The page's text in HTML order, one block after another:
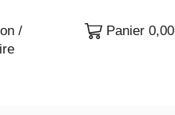
/
Panier 0,00